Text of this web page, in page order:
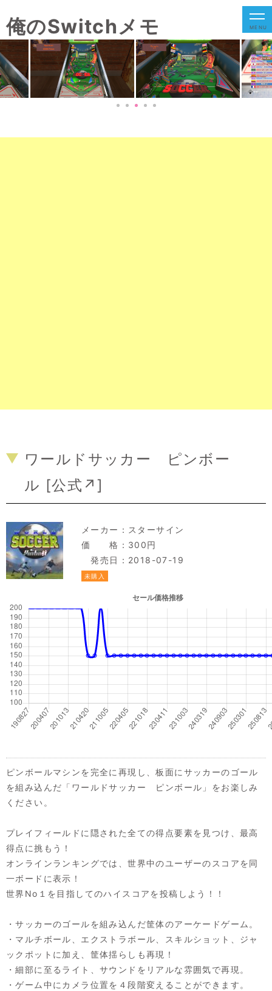
俺のSwitchメモ MENU
ワールドサッカー ピンボー
ル [公式↗]
メーカー： スターサイン
価 格：300円
発売日：2018-07-19
未購入
ピンボールマシンを完全に再現し、板面にサッカーのゴール
を組み込んだ「ワールドサッカー ピンボール」をお楽しみ
ください。
プレイフィールドに隠された全ての得点要素を見つけ、最高
得点に挑もう！
オンラインランキングでは、世界中のユーザーのスコアを同
一ボードに表示！
世界No１を目指してのハイスコアを投稿しよう！！
・サッカーのゴールを組み込んだ筐体のアーケードゲーム。
・マルチボール、エクストラボール、スキルショット、ジャ
ックポットに加え、筐体揺らしも再現！
・細部に至るライト、サウンドをリアルな雰囲気で再現。
・ゲーム中にカメラ位置を４段階変えることができます。